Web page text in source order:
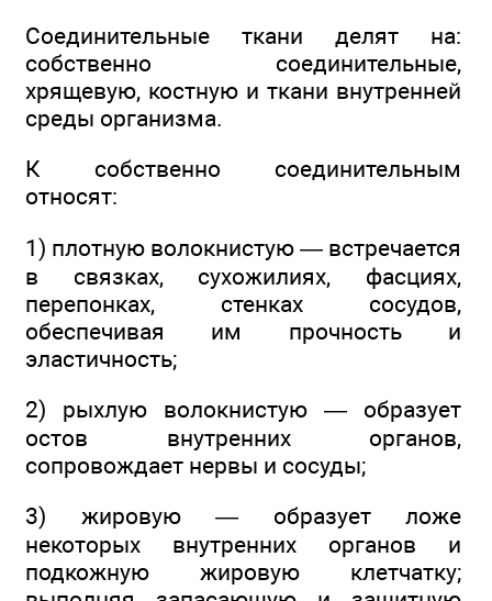
Соединительные ткани делят на:
собственно соединительные,
хрящевую, костную и ткани внутренней
среды организма.
К собственно соединительным
относят:
1) плотную волокнистую — встречается
в связках, сухожилиях, фасциях,
перепонках, стенках сосудов,
обеспечивая им прочность и
эластичность;
2) рыхлую волокнистую — образует
остов внутренних органов,
сопровождает нервы и сосуды;
3) жировую — образует ложе
некоторых внутренних органов и
подкожную жировую клетчатку;